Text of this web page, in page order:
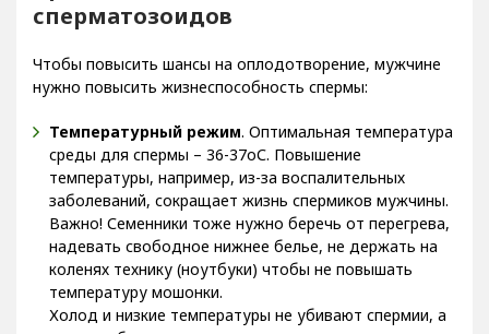
нужно повысить жизнеспособность спермы:
среды для спермы – 36-37оС. Повышение
температуры, например, из-за воспалительных
заболеваний, сокращает жизнь спермиков мужчины.
Важно! Семенники тоже нужно беречь от перегрева,
надевать свободное нижнее белье, не держать на
коленях технику (ноутбуки) чтобы не повышать
температуру мошонки.
Холод и низкие температуры не убивают спермии, а
только обездвиживают.